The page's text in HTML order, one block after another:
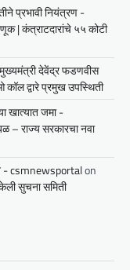
प्रभावी नियंत्रण -
| कंत्राटदारांचे ५५ कोटी
मुख्यमंत्री देवेंद्र फडणवीस
कॉल द्वारे प्रमुख उपस्थिती
खात्यात जमा -
– राज्य सरकारचा नवा
- csmnewsportalon
सुचना समिती